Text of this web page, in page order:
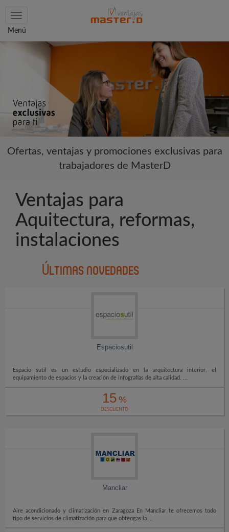
Toggle
navigation
Menú
Ofertas, ventajas y promociones exclusivas para
trabajadores de MasterD
Ventajas para
Aquitectura, reformas,
instalaciones
Últimas novedades
Espaciosutil
Espacio sutil es un estudio especializado en la arquitectura interior, el
equipamiento de espacios y la creación de infografías de alta calidad. ...
15 %
DESCUENTO
Mancliar
Aire acondicionado y climatización en Zaragoza En Mancliar te ofrecemos todo
tipo de servicios de climatización para que obtengas la ...